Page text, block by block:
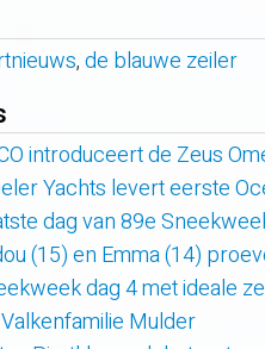
,de blauwe zeiler
introduceert de Zeus
Yachts levert eerste
dag van 89e
(15) en Emma (14)
dag 4 met ideale
Mulder